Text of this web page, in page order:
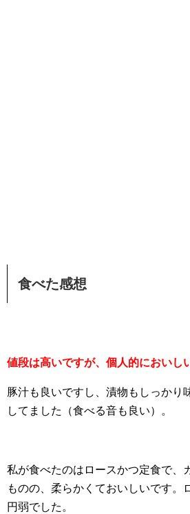
食べた感想
値段は高いですが、個人的においし
豚汁も良いですし、漬物もしっかり
してました（食べる音も良い）。
私が食べたのはロースかつ定食で、
ものの、柔らかくておいしいです。
円弱でした。